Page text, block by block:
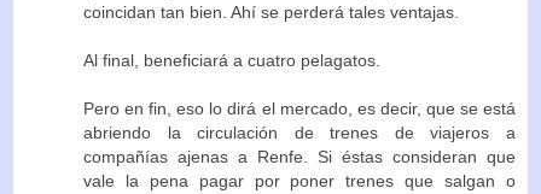
coincidan tan bien. Ahí se perderá tales ventajas.
Al final, beneficiará a cuatro pelagatos.
Pero en fin, eso lo dirá el mercado, es decir, que se está
abriendo la circulación de trenes de viajeros a
compañías ajenas a Renfe. Si éstas consideran que
vale la pena pagar por poner trenes que salgan o